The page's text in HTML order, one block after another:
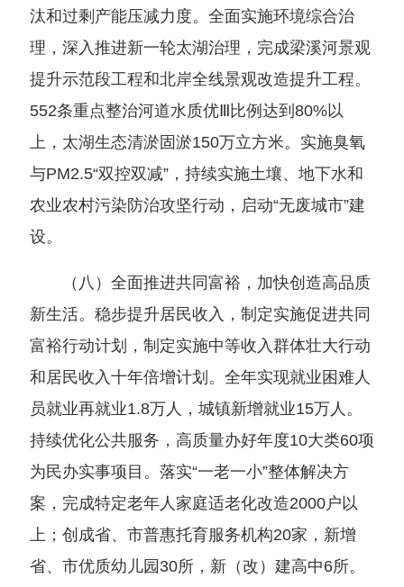
汰和过剩产能压减力度。全面实施环境综合治
理，深入推进新一轮太湖治理，完成梁溪河景观
提升示范段工程和北岸全线景观改造提升工程。
552条重点整治河道水质优Ⅲ比例达到80%以
上，太湖生态清淤固淤150万立方米。实施臭氧
与PM2.5“双控双减”，持续实施土壤、地下水和
农业农村污染防治攻坚行动，启动“无废城市”建
设。
（八）全面推进共同富裕，加快创造高品质
新生活。稳步提升居民收入，制定实施促进共同
富裕行动计划，制定实施中等收入群体壮大行动
和居民收入十年倍增计划。全年实现就业困难人
员就业再就业1.8万人，城镇新增就业15万人。
持续优化公共服务，高质量办好年度10大类60项
为民办实事项目。落实“一老一小”整体解决方
案，完成特定老年人家庭适老化改造2000户以
上；创成省、市普惠托育服务机构20家，新增
省、市优质幼儿园30所，新（改）建高中6所。